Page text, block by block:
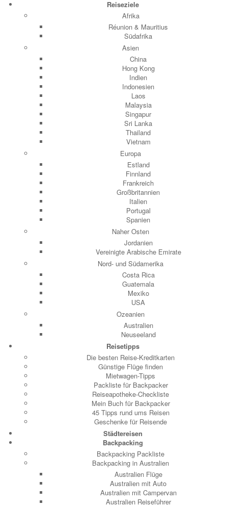
Reiseziele
Afrika
Réunion & Mauritius
Südafrika
Asien
China
Hong Kong
Indien
Indonesien
Laos
Malaysia
Singapur
Sri Lanka
Thailand
Vietnam
Europa
Estland
Finnland
Frankreich
Großbritannien
Italien
Portugal
Spanien
Naher Osten
Jordanien
Vereinigte Arabische Emirate
Nord- und Südamerika
Costa Rica
Guatemala
Mexiko
USA
Ozeanien
Australien
Neuseeland
Reisetipps
Die besten Reise-Kreditkarten
Günstige Flüge finden
Mietwagen-Tipps
Packliste für Backpacker
Reiseapotheke-Checkliste
Mein Buch für Backpacker
45 Tipps rund ums Reisen
Geschenke für Reisende
Städtereisen
Backpacking
Backpacking Packliste
Backpacking in Australien
Australien Flüge
Australien mit Auto
Australien mit Campervan
Australien Reiseführer